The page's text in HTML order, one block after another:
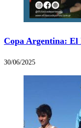
Copa Argentina: El
30/06/2025